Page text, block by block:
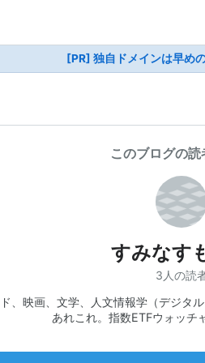
[PR] 独自ドメインは早め
このブログの読
すみなす
3人の読
、映画、文学、人文情報学（デジタ
あれこれ。指数ETFウォッチ